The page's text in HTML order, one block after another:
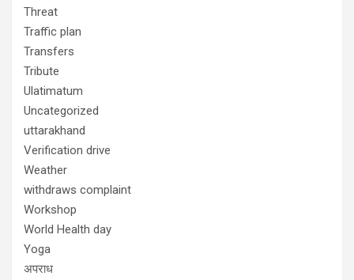
Threat
Traffic plan
Transfers
Tribute
Ulatimatum
Uncategorized
uttarakhand
Verification drive
Weather
withdraws complaint
Workshop
World Health day
Yoga
अपराध